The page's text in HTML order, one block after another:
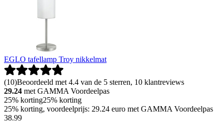
EGLO tafellamp Troy nikkelmat
(10)Beoordeeld met 4.4 van de 5 sterren, 10 klantreviews
29.24 met GAMMA Voordeelpas
25% korting25% korting
25% korting, voordeelprijs: 29.24 euro met GAMMA Voordeelpas
38.99